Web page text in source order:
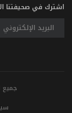
اشترك في صحيفتنا